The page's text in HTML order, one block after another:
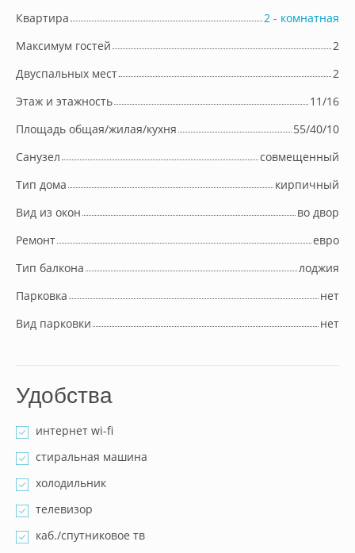
Квартира
2 - комнатная
Максимум гостей
2
Двуспальных мест
2
Этаж и этажность
11/16
Площадь общая/жилая/кухня
55/40/10
Cанузел
совмещенный
Тип дома
кирпичный
Вид из окон
во двор
Ремонт
евро
Тип балкона
лоджия
Парковка
нет
Вид парковки
нет
Удобства
интернет wi-fi
стиральная машина
холодильник
телевизор
каб./спутниковое тв